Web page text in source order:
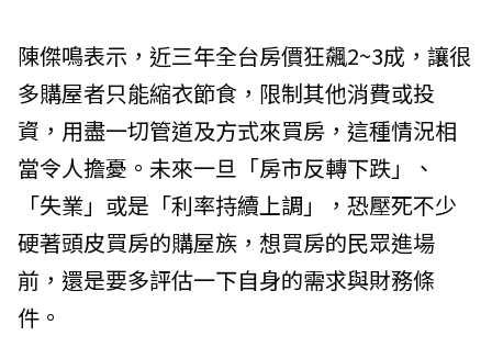
陳傑鳴表示，近三年全台房價狂飆2~3成，讓很
多購屋者只能縮衣節食，限制其他消費或投
資，用盡一切管道及方式來買房，這種情況相
當令人擔憂。未來一旦「房市反轉下跌」、
「失業」或是「利率持續上調」，恐壓死不少
硬著頭皮買房的購屋族，想買房的民眾進場
前，還是要多評估一下自身的需求與財務條
件。